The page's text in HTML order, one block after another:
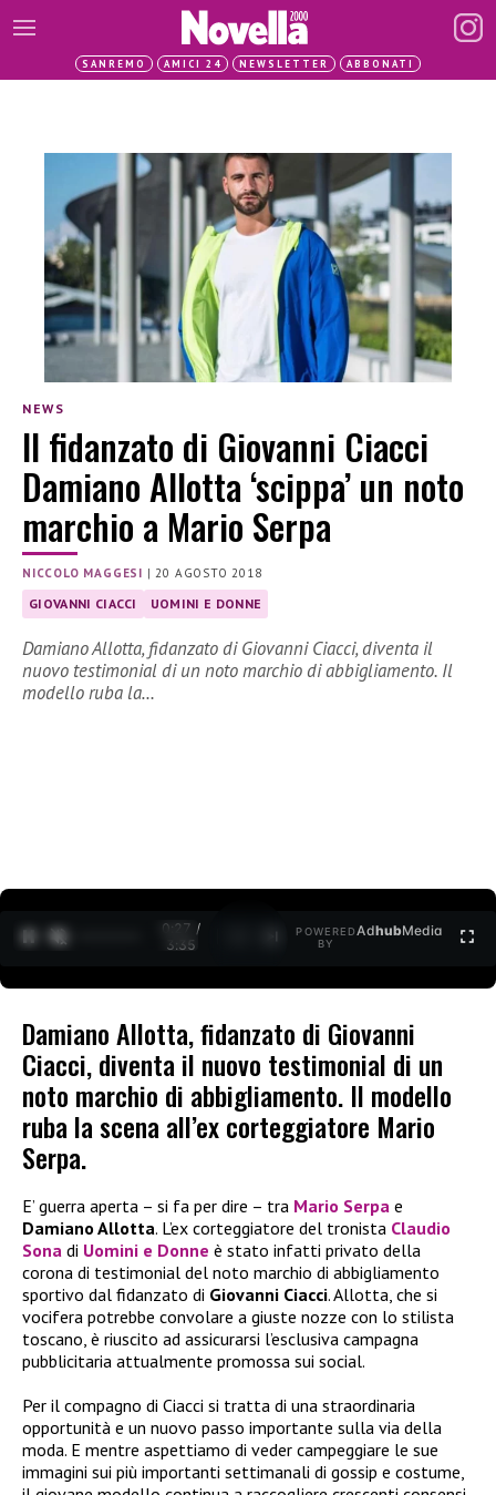
SANREMO AMICI 24 NEWSLETTER ABBONATI
NEWS
Il fidanzato di Giovanni Ciacci
Damiano Allotta ‘scippa’ un noto
marchio a Mario Serpa
NICCOLO MAGGESI |20 AGOSTO 2018
GIOVANNI CIACCI UOMINI E DONNE
Damiano Allotta, fidanzato di Giovanni Ciacci, diventa il
nuovo testimonial di un noto marchio di abbigliamento. Il
modello ruba la…
0:28 /
3:35
POWERED
BY
AdhubMedia
Damiano Allotta, fidanzato di Giovanni
Ciacci, diventa il nuovo testimonial di un
noto marchio di abbigliamento. Il modello
ruba la scena all’ex corteggiatore Mario
Serpa.
E’ guerra aperta – si fa per dire – tra Mario Serpa e
Damiano Allotta. L’ex corteggiatore del tronista Claudio
Sona di Uomini e Donne è stato infatti privato della
corona di testimonial del noto marchio di abbigliamento
sportivo dal fidanzato di Giovanni Ciacci. Allotta, che si
vocifera potrebbe convolare a giuste nozze con lo stilista
toscano, è riuscito ad assicurarsi l’esclusiva campagna
pubblicitaria attualmente promossa sui social.
Per il compagno di Ciacci si tratta di una straordinaria
opportunità e un nuovo passo importante sulla via della
moda. E mentre aspettiamo di veder campeggiare le sue
immagini sui più importanti settimanali di gossip e costume,